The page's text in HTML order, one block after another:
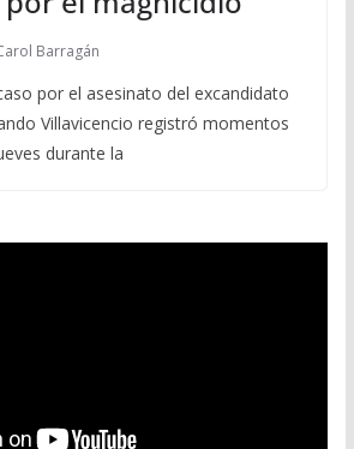
Barragán
por el asesinato del excandidato
Villavicencio registró momentos
durante la